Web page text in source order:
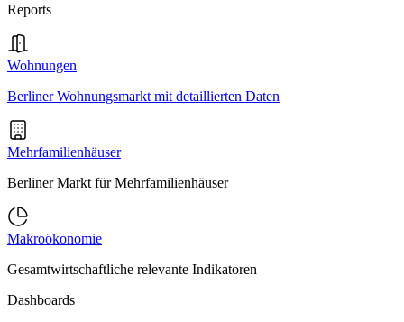
Reports
Wohnungen
Berliner Wohnungsmarkt mit detaillierten Daten
Mehrfamilienhäuser
Berliner Markt für Mehrfamilienhäuser
Makroökonomie
Gesamtwirtschaftliche relevante Indikatoren
Dashboards